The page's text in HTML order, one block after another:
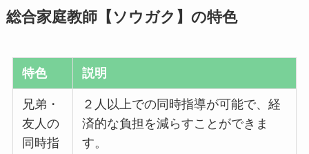
総合家庭教師【ソウガク】の特色
特色 説明
兄弟・
友人の
同時指
２人以上での同時指導が可能で、経
済的な負担を減らすことができま
す。